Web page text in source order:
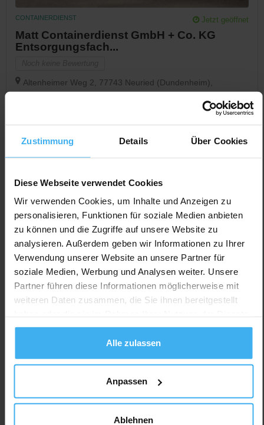
Zustimmung Details Über Cookies
Diese Webseite verwendet Cookies
Wir verwenden Cookies, um Inhalte und Anzeigen zu
personalisieren, Funktionen für soziale Medien anbieten
zu können und die Zugriffe auf unsere Website zu
analysieren. Außerdem geben wir Informationen zu Ihrer
Verwendung unserer Website an unsere Partner für
soziale Medien, Werbung und Analysen weiter. Unsere
Partner führen diese Informationen möglicherweise mit
weiteren Daten zusammen, die Sie ihnen bereitgestellt
gesammelt haben.
Alle zulassen
Anpassen
Ablehnen
CONTAINERDIENST Jetzt geöffnet
Matt Containerdienst GmbH + Co. KG
Entsorgungsfach...
Altenheimer Weg 2, 77743 Neuried (Dundenheim),
Auf Karte Anzeigen